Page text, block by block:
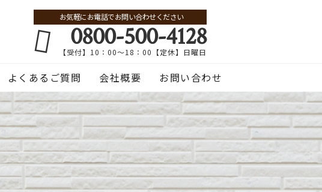
お気軽にお電話でお問い合わせください
0800-500-4128
【受付】10：00～18：00【定休】日曜日
よくあるご質問 会社概要 お問い合わせ